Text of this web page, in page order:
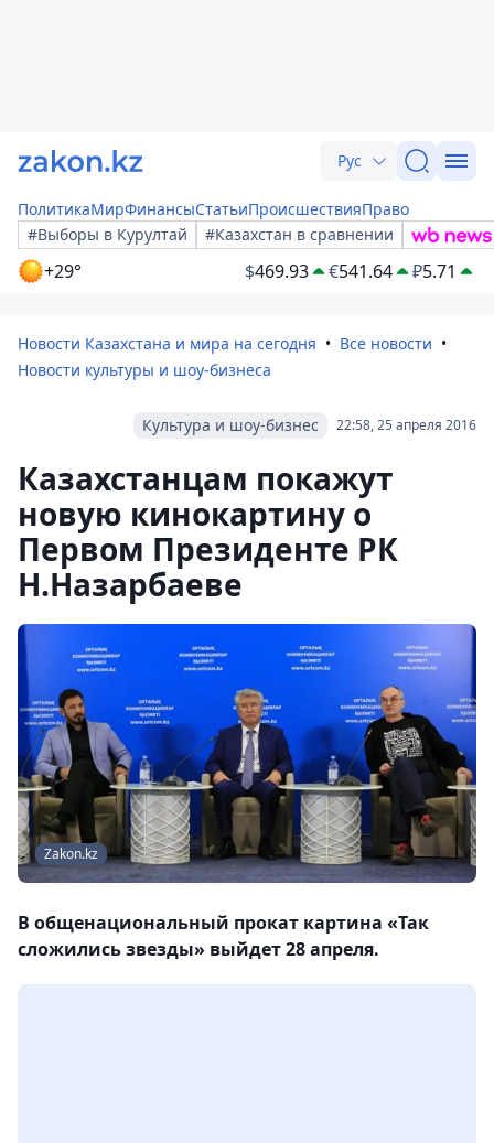
Рус
ПолитикаМирФинансыСтатьиПроисшествияПраво
#Выборы в Курултай
#Казахстан в сравнении
+29° $469.93 €541.64 ₽5.71
Новости Казахстана и мира на сегодня
Все новости
Новости культуры и шоу-бизнеса
22:58, 25 апреля 2016
Культура и шоу-бизнес
Казахстанцам покажут
новую кинокартину о
Первом Президенте РК
Н.Назарбаеве
Zakon.kz
В общенациональный прокат картина «Так
сложились звезды» выйдет 28 апреля.